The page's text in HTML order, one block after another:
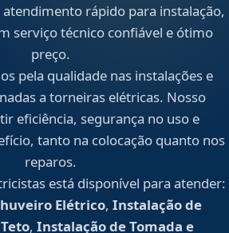
rápido para instalação,
serviço técnico confiável e ótimo
preço.
pela qualidade nas instalações e
a torneiras elétricas. Nosso
eficiência, segurança no uso e
tanto na colocação quanto nos
reparos.
está disponível para atender:
Elétrico, Instalação de
, Instalação de Tomada e